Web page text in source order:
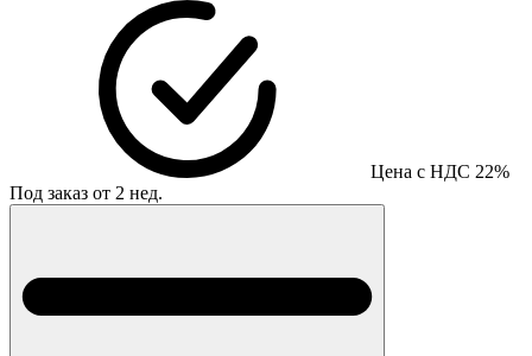
Цена с НДС 22%
Под заказ от 2 нед.